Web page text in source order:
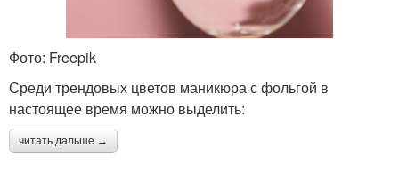
Фото: Freepik
Среди трендовых цветов маникюра с фольгой в
настоящее время можно выделить:
читать дальше →